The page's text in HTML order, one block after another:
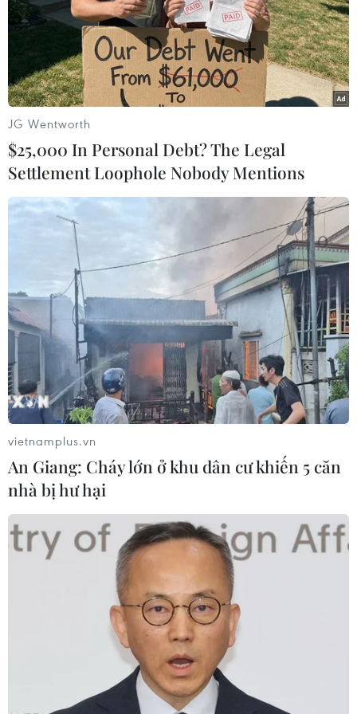
#Scott Morrison
#Chính phủ Australia
#Động vật hoang dã
#Cháy rừng
#Hệ sinh thái
Australia
Theo dõi VietnamPlus
TIN LIÊN QUAN
JG Wentworth
$25,000 In Personal Debt? The Legal
Settlement Loophole Nobody Mentions
vietnamplus.vn
An Giang: Cháy lớn ở khu dân cư khiến 5 căn
nhà bị hư hại